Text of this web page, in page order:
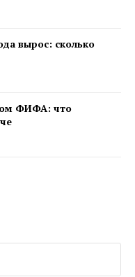
вырос: сколько
ФИФА: что